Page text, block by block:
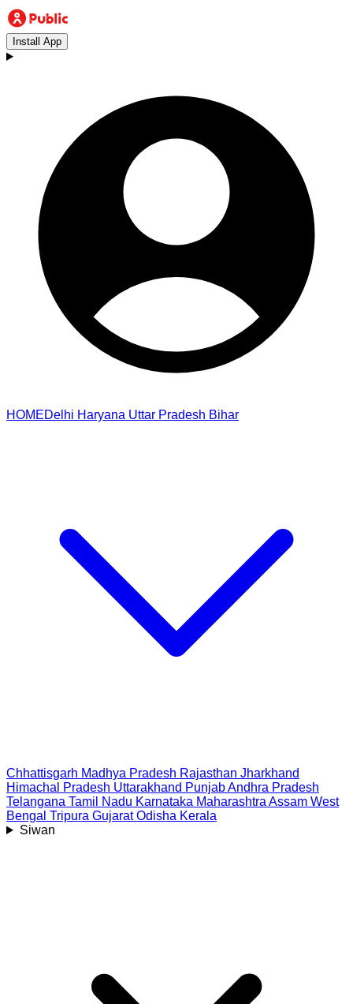
Install App
HOMEDelhi Haryana Uttar Pradesh Bihar
Chhattisgarh Madhya Pradesh Rajasthan Jharkhand
Himachal Pradesh Uttarakhand PunjabAndhra Pradesh
Telangana Tamil Nadu Karnataka Maharashtra Assam West
Bengal Tripura Gujarat Odisha Kerala
Siwan